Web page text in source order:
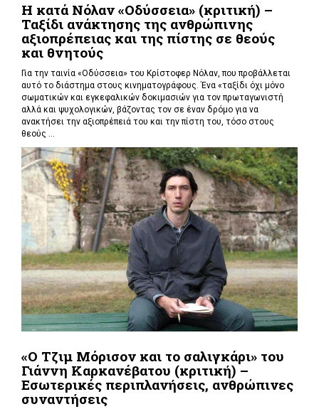
Η κατά Νόλαν «Οδύσσεια» (κριτική) –
Ταξίδι ανάκτησης της ανθρώπινης
αξιοπρέπειας και της πίστης σε θεούς
και θνητούς
Για την ταινία «Οδύσσεια» του Κρίστοφερ Νόλαν,που προβάλλεται
αυτό το διάστημα στους κινηματογράφους. Ένα «ταξίδι όχι μόνο
σωματικών και εγκεφαλικών δοκιμασιών για τον πρωταγωνιστή
αλλά και ψυχολογικών, βάζοντας τον σε έναν δρόμο για να
ανακτήσει την αξιοπρέπειά του και την πίστη του, τόσο στους
θεούς ...
«Ο Τζιμ Μόρισον και το σαλιγκάρι» του
Γιάννη Καρκανέβατου (κριτική) –
Εσωτερικές περιπλανήσεις, ανθρώπινες
συναντήσεις